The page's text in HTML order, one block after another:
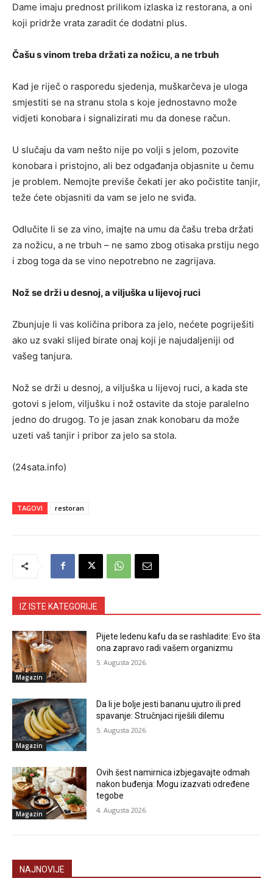
Dame imaju prednost prilikom izlaska iz restorana, a oni
koji pridrže vrata zaradit će dodatni plus.
Čašu s vinom treba držati za nožicu, a ne trbuh
Kad je riječ o rasporedu sjedenja, muškarčeva je uloga
smjestiti se na stranu stola s koje jednostavno može
vidjeti konobara i signalizirati mu da donese račun.
U slučaju da vam nešto nije po volji s jelom, pozovite
konobara i pristojno, ali bez odgađanja objasnite u čemu
je problem. Nemojte previše čekati jer ako počistite tanjir,
teže ćete objasniti da vam se jelo ne sviđa.
Odlučite li se za vino, imajte na umu da čašu treba držati
za nožicu, a ne trbuh – ne samo zbog otisaka prstiju nego
i zbog toga da se vino nepotrebno ne zagrijava.
Nož se drži u desnoj, a viljuška u lijevoj ruci
Zbunjuje li vas količina pribora za jelo, nećete pogriješiti
ako uz svaki slijed birate onaj koji je najudaljeniji od
vašeg tanjura.
Nož se drži u desnoj, a viljuška u lijevoj ruci, a kada ste
gotovi s jelom, viljušku i nož ostavite da stoje paralelno
jedno do drugog. To je jasan znak konobaru da može
uzeti vaš tanjir i pribor za jelo sa stola.
(24sata.info)
TAGOVI restoran
IZ ISTE KATEGORIJE
Magazin
Pijete ledenu kafu da se rashladite: Evo šta
ona zapravo radi vašem organizmu
5. Augusta 2026.
Magazin
Da li je bolje jesti bananu ujutro ili pred
spavanje: Stručnjaci riješili dilemu
5. Augusta 2026.
Magazin
Ovih šest namirnica izbjegavajte odmah
nakon buđenja: Mogu izazvati određene
tegobe
4. Augusta 2026.
NAJNOVIJE